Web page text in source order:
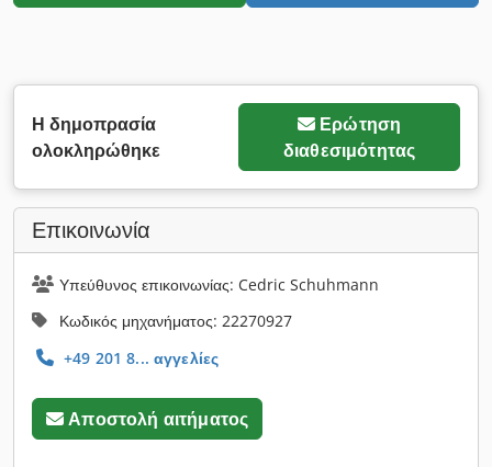
Η δημοπρασία
ολοκληρώθηκε
Ερώτηση
διαθεσιμότητας
Επικοινωνία
Υπεύθυνος επικοινωνίας: Cedric Schuhmann
Κωδικός μηχανήματος: 22270927
+49 201 8... αγγελίες
Αποστολή αιτήματος